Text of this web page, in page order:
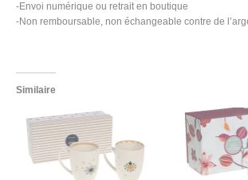
-Envoi numérique ou retrait en boutique
-Non remboursable, non échangeable contre de
Similaire